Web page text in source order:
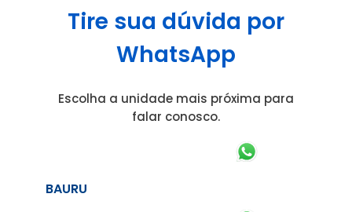
Tire sua dúvida por
WhatsApp
Escolha a unidade mais próxima para
falar conosco.
BAURU